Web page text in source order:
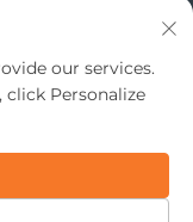
Technology Co.,
our services.
Personalize